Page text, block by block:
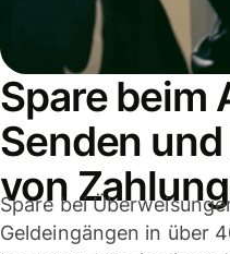
Spare beim
Senden
von
Spare bei
Geldeingängen in über